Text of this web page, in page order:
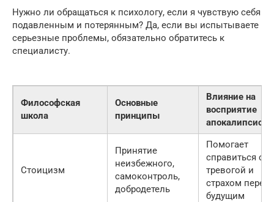
Нужно ли обращаться к психологу, если я чувствую себя
подавленным и потерянным? Да, если вы испытываете
серьезные проблемы, обязательно обратитесь к
специалисту.
Философская
школа
Основные
принципы
Влияние на
восприятие
апокалипсиса
Стоицизм
Принятие
неизбежного,
самоконтроль,
добродетель
Помогает
справиться с
тревогой и
страхом перед
будущим